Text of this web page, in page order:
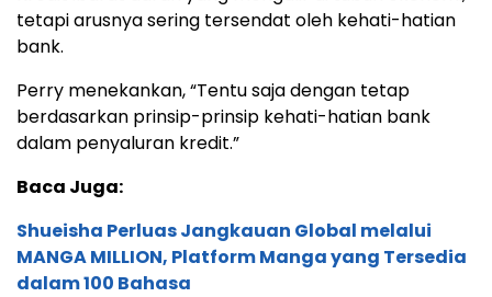
tetapi arusnya sering tersendat oleh kehati-hatian
bank.
Perry menekankan, “Tentu saja dengan tetap
berdasarkan prinsip-prinsip kehati-hatian bank
dalam penyaluran kredit.”
Baca Juga:
Shueisha Perluas Jangkauan Global melalui
MANGA MILLION, Platform Manga yang Tersedia
dalam 100 Bahasa